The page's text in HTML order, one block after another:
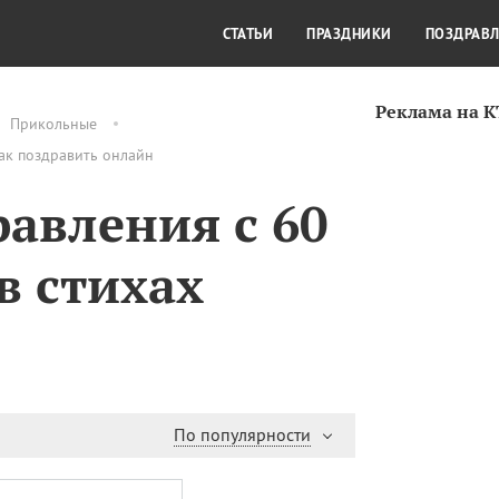
Прикольные
поздравить онлайн
с 60
стихах
По популярности
Реклама на
КУЛЬТУРА
СТАТЬИ ПРАЗДНИКИ